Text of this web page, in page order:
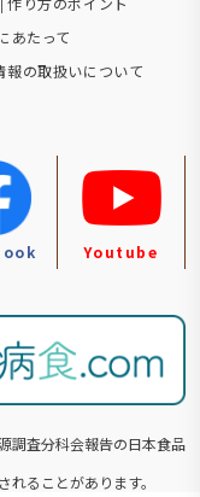
あたって
報の取扱いについて
Youtube
調査分科会報告の⽇本食品
ることがあります。